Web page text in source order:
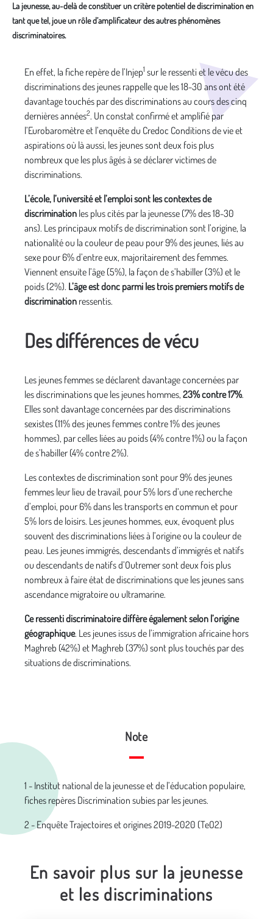
La jeunesse, au-delà de constituer un critère potentiel de discrimination en
tant que tel, joue un rôle d’amplificateur des autres phénomènes
discriminatoires.
En effet, la fiche repère de l’Injep1 sur le ressenti et le vécu des
discriminations des jeunes rappelle que les 18-30 ans ont été
davantage touchés par des discriminations au cours des cinq
dernières années2. Un constat confirmé et amplifié par
l’Eurobaromètre et l’enquête du Credoc Conditions de vie et
aspirations où là aussi, les jeunes sont deux fois plus
nombreux que les plus âgés à se déclarer victimes de
discriminations.
L’école, l’université et l’emploi sont les contextes de
discrimination les plus cités par la jeunesse (7% des 18-30
ans). Les principaux motifs de discrimination sont l’origine, la
nationalité ou la couleur de peau pour 9% des jeunes, liés au
sexe pour 6% d’entre eux, majoritairement des femmes.
Viennent ensuite l’âge (5%), la façon de s’habiller (3%) et le
poids (2%). L’âge est donc parmi les trois premiers motifs de
discrimination ressentis.
Des différences de vécu
Les jeunes femmes se déclarent davantage concernées par
les discriminations que les jeunes hommes, 23% contre 17%.
Elles sont davantage concernées par des discriminations
sexistes (11% des jeunes femmes contre 1% des jeunes
hommes), par celles liées au poids (4% contre 1%) ou la façon
de s’habiller (4% contre 2%).
Les contextes de discrimination sont pour 9% des jeunes
femmes leur lieu de travail, pour 5% lors d’une recherche
d’emploi, pour 6% dans les transports en commun et pour
5% lors de loisirs. Les jeunes hommes, eux, évoquent plus
souvent des discriminations liées à l’origine ou la couleur de
peau. Les jeunes immigrés, descendants d’immigrés et natifs
ou descendants de natifs d’Outremer sont deux fois plus
nombreux à faire état de discriminations que les jeunes sans
ascendance migratoire ou ultramarine.
Ce ressenti discriminatoire diffère également selon l’origine
géographique. Les jeunes issus de l’immigration africaine hors
Maghreb (42%) et Maghreb (37%) sont plus touchés par des
situations de discriminations.
Note
1 - Institut national de la jeunesse et de l’éducation populaire,
fiches repères Discrimination subies par les jeunes.
2 - Enquête Trajectoires et origines 2019-2020 (TeO2)
En savoir plus sur la jeunesse
et les discriminations